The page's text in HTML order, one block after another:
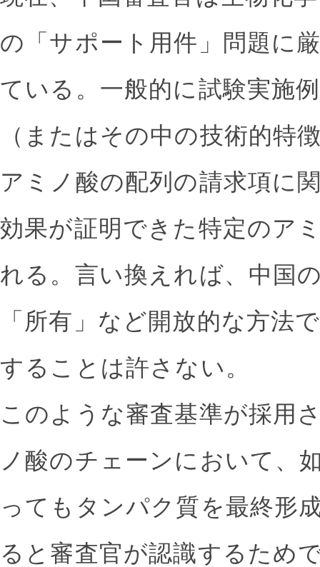
の「サポート用件」問題に
ている。一般的に試験実施
（またはその中の技術的特
アミノ酸の配列の請求項に
効果が証明できた特定のア
れる。言い換えれば、中国
「所有」など開放的な方法
することは許さない。
このような審査基準が採用
ノ酸のチェーンにおいて、
ってもタンパク質を最終形
ると審査官が認識するため